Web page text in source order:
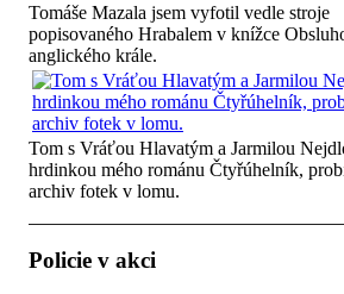
Tomáše Mazala jsem vyfotil vedle stroje
popisovaného Hrabalem v knížce
anglického krále.
Tom s Vráťou Hlavatým a Jarmilou
hrdinkou mého románu Čtyřúhelník,
archiv fotek v lomu.
Policie v akci